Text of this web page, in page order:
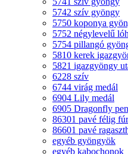
5742 szív gyöngy
5750 koponya
5752 négylevelű
5754 pillangó
5810 kerek
5821 igazgyöngy
6228 szív
6744 virág medál
6904 Lily medál
6905 Dragonfly
86301 pavé félig
86601 pavé
egyéb gyöngyök
egyéb kabochonok